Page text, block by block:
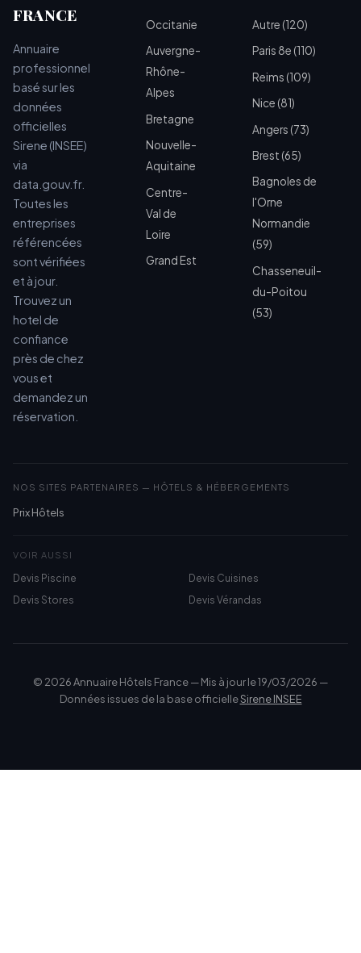
FRANCE
Annuaire
professionnel
basé sur les
données
officielles
Sirene (INSEE)
via
data.gouv.fr.
Toutes les
entreprises
référencées
sont vérifiées
et à jour.
Trouvez un
hotel de
confiance
près de chez
vous et
demandez un
réservation.
Occitanie
Auvergne-
Rhône-
Alpes
Bretagne
Nouvelle-
Aquitaine
Centre-
Val de
Loire
Grand Est
Autre (120)
Paris 8e (110)
Reims (109)
Nice (81)
Angers (73)
Brest (65)
Bagnoles de
l'Orne
Normandie
(59)
Chasseneuil-
du-Poitou
(53)
NOS SITES PARTENAIRES — HÔTELS & HÉBERGEMENTS
Prix Hôtels
VOIR AUSSI
Devis Piscine
Devis Cuisines
Devis Stores
Devis Vérandas
© 2026 Annuaire Hôtels France — Mis à jour le 19/03/2026 —
Données issues de la base officielleSirene INSEE